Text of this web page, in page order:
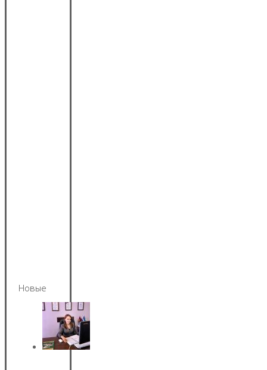
Новые